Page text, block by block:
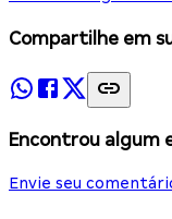
Compartilhe em
Encontrou algum
Envie seu